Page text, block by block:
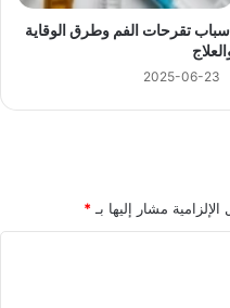
تقرحات الفم وطرق الوقاية
2025-06-23
الإلزامية مشار إليها بـ*